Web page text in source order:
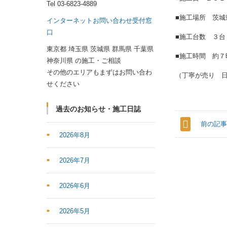
■施工場所 茨城
■施工台数 ３台
■施工時間 約７
（丁寧が売り
前の記事
Tel 03-6823-4889
インターネットお問い合わせ受付窓
口
東京都 埼玉県 茨城県 群馬県 千葉県
神奈川県 の施工・ご相談
その他のエリアもまずはお問い合わ
せください
過去のお知らせ・施工日誌
2026年8月
2026年7月
2026年6月
2026年5月